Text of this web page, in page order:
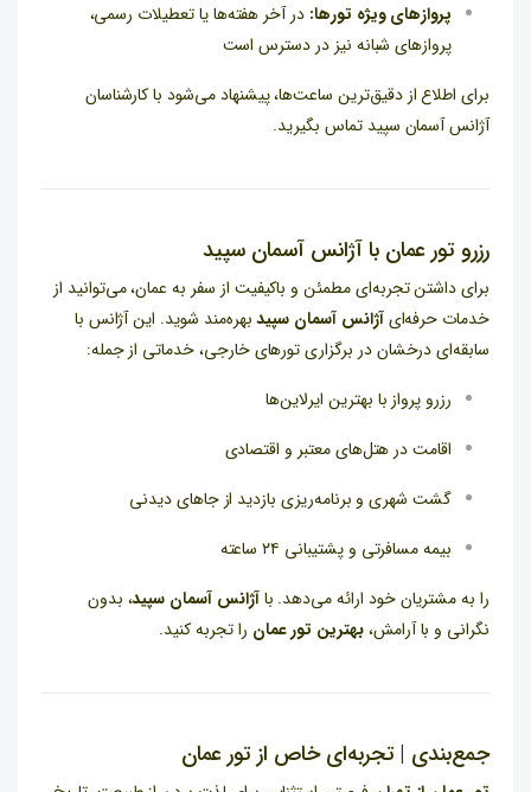
پروازهای ویژه تورها: در آخر هفته‌ها یا تعطیلات رسمی،
پروازهای شبانه نیز در دسترس است
برای اطلاع از دقیق‌ترین ساعت‌ها، پیشنهاد می‌شود با کارشناسان
آژانس آسمان سپید تماس بگیرید.
رزرو تور عمان با آژانس آسمان سپید
برای داشتن تجربه‌ای مطمئن و باکیفیت از سفر به عمان، می‌توانید از
خدمات حرفه‌ایآژانس آسمان سپیدبهره‌مند شوید. این آژانس با
سابقه‌ای درخشان در برگزاری تورهای خارجی، خدماتی از جمله:
رزرو پرواز با بهترین ایرلاین‌ها
اقامت در هتل‌های معتبر و اقتصادی
گشت شهری و برنامه‌ریزی بازدید از جاهای دیدنی
بیمه مسافرتی و پشتیبانی ۲۴ ساعته
را به مشتریان خود ارائه می‌دهد. باآژانس آسمان سپید، بدون
نگرانی و با آرامش،بهترین تور عمان را تجربه کنید.
جمع‌بندی | تجربه‌ای خاص از تور عمان